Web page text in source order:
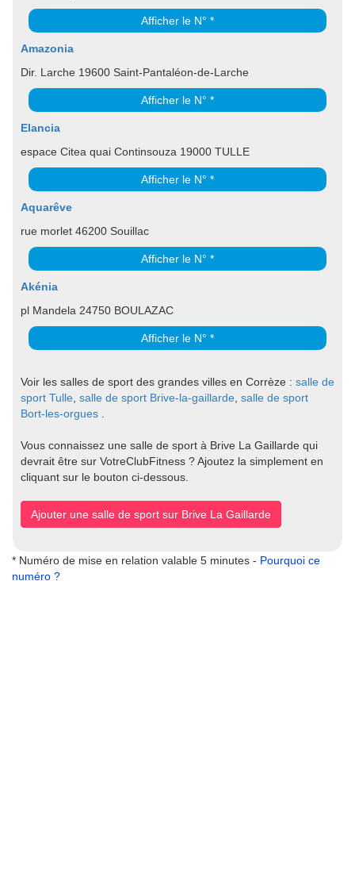
Afficher le N° *
Amazonia
Dir. Larche 19600 Saint-Pantaléon-de-Larche
Afficher le N° *
Elancia
espace Citea quai Continsouza 19000 TULLE
Afficher le N° *
Aquarêve
rue morlet 46200 Souillac
Afficher le N° *
Akénia
pl Mandela 24750 BOULAZAC
Afficher le N° *
Voir les salles de sport des grandes villes en Corrèze : salle de
sport Tulle salle de sport Brive-la-gaillarde salle de sport
Bort-les-orgues
Vous connaissez une salle de sport à Brive La Gaillarde qui
devrait être sur VotreClubFitness ? Ajoutez la simplement en
cliquant sur le bouton ci-dessous.
Ajouter une salle de sport sur Brive La Gaillarde
* Numéro de mise en relation valable 5 minutes - Pourquoi ce
numéro ?